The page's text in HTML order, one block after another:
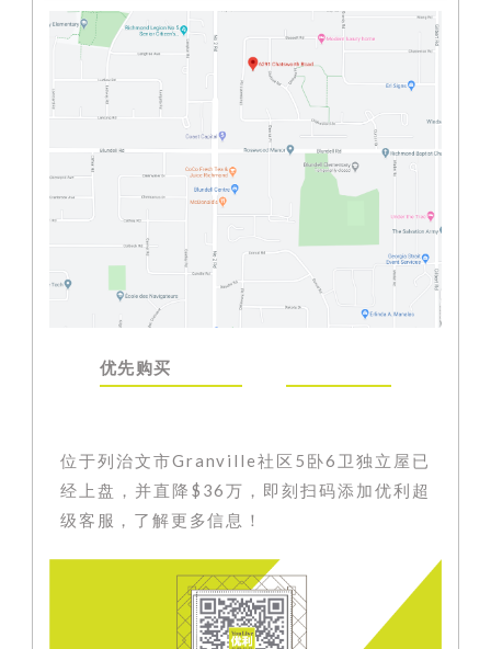
优先购买
位于列治文市Granville社区5卧6卫独立屋已
经上盘，并直降$36万，即刻扫码添加优利超
级客服，了解更多信息！